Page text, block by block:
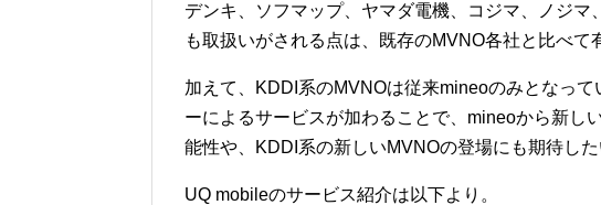
デンキ、ソフマップ、ヤマダ電機、コジマ、ノジ
も取扱いがされる点は、既存のMVNO各社と比べて
加えて、KDDI系のMVNOは従来mineoのみとなっ
ーによるサービスが加わることで、mineoから新し
能性や、KDDI系の新しいMVNOの登場にも期待した
UQ mobileのサービス紹介は以下より。